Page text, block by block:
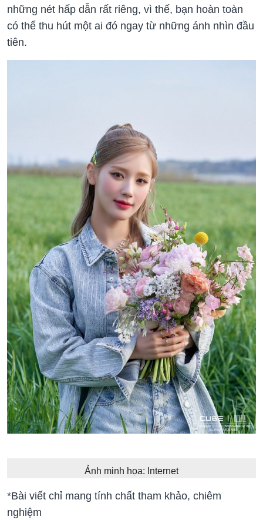
những nét hấp dẫn rất riêng, vì thế, bạn hoàn toàn
có thể thu hút một ai đó ngay từ những ánh nhìn đầu
tiên.
Ảnh minh họa: Internet
*Bài viết chỉ mang tính chất tham khảo, chiêm
nghiệm